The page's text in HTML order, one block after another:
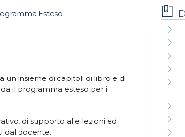
Esteso
un insieme di capitoli di libro e di
il programma esteso per i
di supporto alle lezioni ed
dal docente.